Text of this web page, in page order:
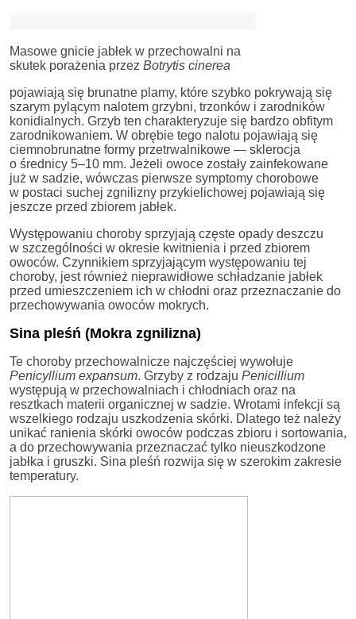
Masowe gnicie jabłek w przechowalni na
skutek porażenia przez Botrytis cinerea
pojawiają się brunatne plamy, które szybko pokrywają się
szarym pylącym nalotem grzybni, trzonków i zarodników
konidialnych. Grzyb ten charakteryzuje się bardzo obfitym
zarodnikowaniem. W obrębie tego nalotu pojawiają się
ciemnobrunatne formy przetrwalnikowe — sklerocja
o średnicy 5–10 mm. Jeżeli owoce zostały zainfekowane
już w sadzie, wówczas pierwsze symptomy chorobowe
w postaci suchej zgnilizny przykielichowej pojawiają się
jeszcze przed zbiorem jabłek.
Występowaniu choroby sprzyjają częste opady deszczu
w szczególności w okresie kwitnienia i przed zbiorem
owoców. Czynnikiem sprzyjającym występowaniu tej
choroby, jest również nieprawidłowe schładzanie jabłek
przed umieszczeniem ich w chłodni oraz przeznaczanie do
przechowywania owoców mokrych.
Sina pleśń (Mokra zgnilizna)
Te choroby przechowalnicze najczęściej wywołuje
Penicyllium expansum. Grzyby z rodzaju Penicillium
występują w przechowalniach i chłodniach oraz na
resztkach materii organicznej w sadzie. Wrotami infekcji są
wszelkiego rodzaju uszkodzenia skórki. Dlatego też należy
unikać ranienia skórki owoców podczas zbioru i sortowania,
a do przechowywania przeznaczać tylko nieuszkodzone
jabłka i gruszki. Sina pleśń rozwija się w szerokim zakresie
temperatury.